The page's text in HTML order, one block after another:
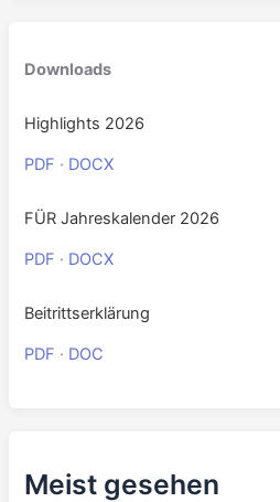
Downloads
Highlights 2026
PDF · DOCX
FÜR Jahreskalender 2026
PDF · DOCX
Beitrittserklärung
PDF · DOC
Meist gesehen